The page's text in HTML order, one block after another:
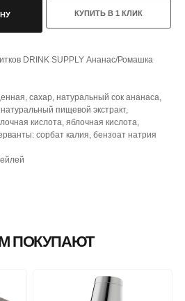
КУПИТЬ В 1 КЛИК
DRINK SUPPLY Ананас/Ромашка
сахар, натуральный сок ананаса,
пищевой экстракт,
кислота, яблочная кислота,
сорбат калия, бензоат натрия